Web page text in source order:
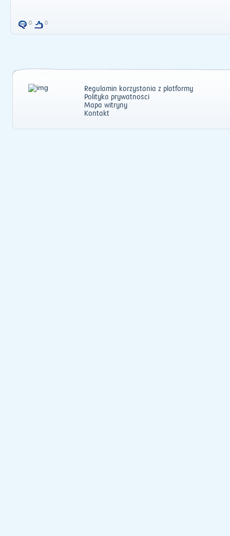
0 0
Regulamin korzystania z platformy
Polityka prywatności
Mapa witryny
Kontakt